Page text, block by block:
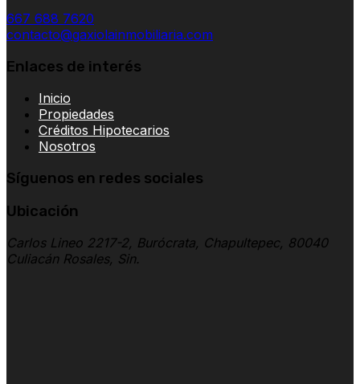
667 688 7620
contacto@gaxiolainmobiliaria.com
Enlaces de interés
Inicio
Propiedades
Créditos Hipotecarios
Nosotros
Síguenos en redes sociales
Ubicación
Carlos Lineo 2217-2, Burócrata, Chapultepec, 80040
Culiacán Rosales, Sin.